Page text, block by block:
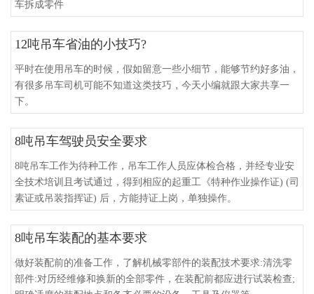
车拆成零件
12吨吊车省油的小技巧?
平时在使用吊车的时候，假如留意一些小细节，能够节约好多油，
有很多吊车司机可能不知道这类技巧，今天小编就跟大家共享一
下。
8吨吊车驾驶员安全要求
8吨吊车工作为待种工作，吊车工作人员应体检合格，并经专业安
全技术培训且考试通过，得到相应的起重工《特种作业操作证) (司
素证或吊装指挥证) 后，方能持证上岗，单独操作。
8吨吊车装配的基本要求
做好装配前的准备工作，了解机械零部件的装配技术要求:清洗零
部件:对历经维修和换新的全部零件，在装配前都应进行试装检查;